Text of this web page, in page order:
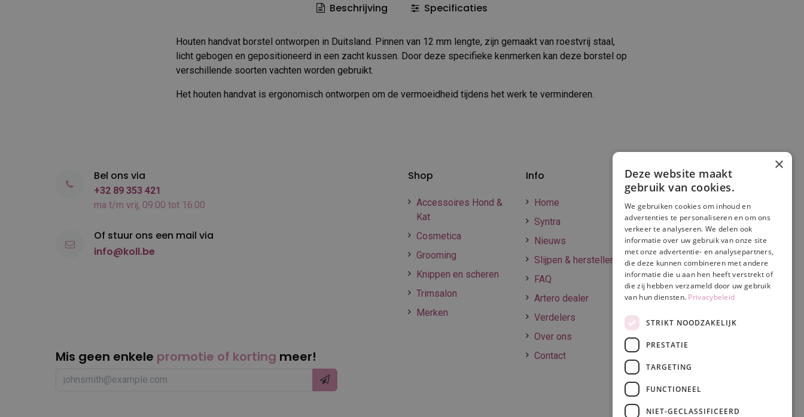
Beschrijving Specificaties
Houten handvat borstel ontworpen in Duitsland. Pinnen van 12 mm lengte, zijn gemaakt van roestvrij staal,
licht gebogen en gepositioneerd in een zacht kussen. Door deze specifieke kenmerken kan deze borstel op
verschillende soorten vachten worden gebruikt.
Het houten handvat is ergonomisch ontworpen om de vermoeidheid tijdens het werk te verminderen.
Info
Home
Syntra
Nieuws
Slijpen & herstellen
FAQ
Artero dealer
Verdelers
Over ons
Contact
Shop
Accessoires Hond &
Kat
Cosmetica
Grooming
Knippen en scheren
Trimsalon
Merken
Verzenden en
betalen
Online betalen
Retourneren
Algemene
voorwaarden
Privacy & Cookie
policy
Disclaimer
Mis geen enkele promotie of korting meer!
Bel ons via
+32 89 353 421
ma t/m vrij, 09:00 tot 16:00
Of stuur ons een mail via
info@koll.be
×
Deze website maakt
gebruik van cookies.
We gebruiken cookies om inhoud en
advertenties te personaliseren en om ons
verkeer te analyseren. We delen ook
informatie over uw gebruik van onze site
met onze advertentie- en analysepartners,
die deze kunnen combineren met andere
informatie die u aan hen heeft verstrekt of
die zij hebben verzameld door uw gebruik
van hun diensten. Privacybeleid
STRIKT NOODZAKELIJK
PRESTATIE
TARGETING
FUNCTIONEEL
NIET-GECLASSIFICEERD